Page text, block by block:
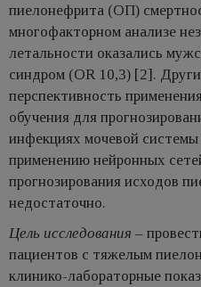
пиелонефрита (OП)
многофакторном анализе
летальности оказались
синдром (OR 10,3) [2].
перспективность
обучения для
инфекциях мочевой
применению нейронных
прогнозирования исходов
недостаточно.
Цель исследования –
пациентов с тяжелым
клинико-лабораторные